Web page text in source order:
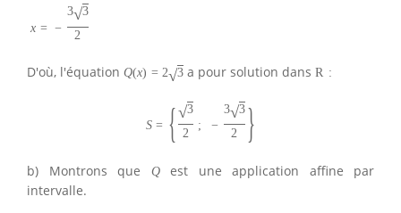
x = −
3√3
2
D'où, l'équation Q(x) = 2√3 a pour solution dansR :
S = {√3
2
; −
3√3
2
}
b) Montrons que Qest une application affine par
intervalle.